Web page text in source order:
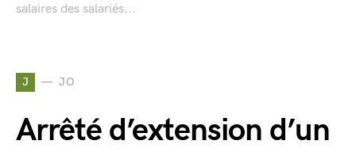
salaires des salariés...
J JO
Arrêté d’extension d’un